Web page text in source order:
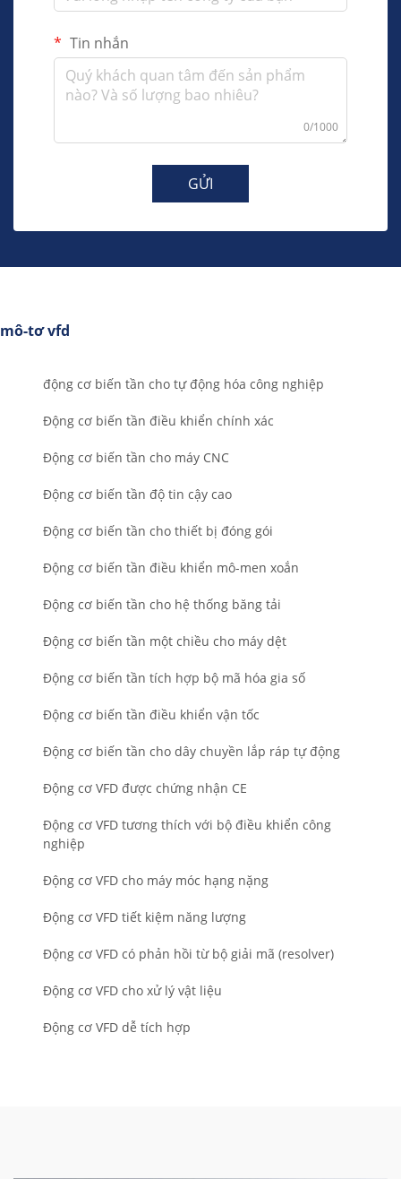
Tin nhắn
0/1000
GỬI
mô-tơ vfd
động cơ biến tần cho tự động hóa công nghiệp
Động cơ biến tần điều khiển chính xác
Động cơ biến tần cho máy CNC
Động cơ biến tần độ tin cậy cao
Động cơ biến tần cho thiết bị đóng gói
Động cơ biến tần điều khiển mô-men xoắn
Động cơ biến tần cho hệ thống băng tải
Động cơ biến tần một chiều cho máy dệt
Động cơ biến tần tích hợp bộ mã hóa gia số
Động cơ biến tần điều khiển vận tốc
Động cơ biến tần cho dây chuyền lắp ráp tự động
Động cơ VFD được chứng nhận CE
Động cơ VFD tương thích với bộ điều khiển công
nghiệp
Động cơ VFD cho máy móc hạng nặng
Động cơ VFD tiết kiệm năng lượng
Động cơ VFD có phản hồi từ bộ giải mã (resolver)
Động cơ VFD cho xử lý vật liệu
Động cơ VFD dễ tích hợp